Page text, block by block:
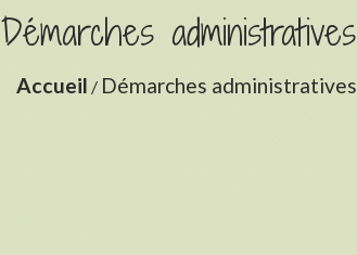
Démarches administratives
Accueil / Démarches administratives